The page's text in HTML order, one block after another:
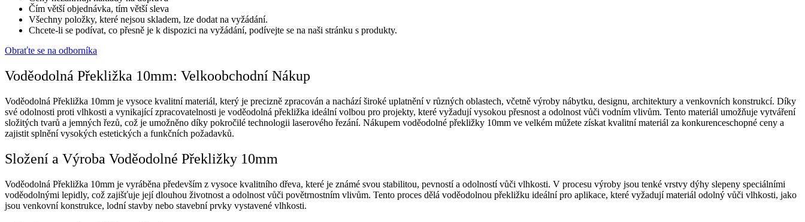
Čím větší objednávka, tím větší sleva
Všechny položky, které nejsou skladem, lze dodat na vyžádání.
Chcete-li se podívat, co přesně je k dispozici na vyžádání, podívejte se na naši stránku s produkty.
Obraťte se na odborníka
Voděodolná Překližka 10mm: Velkoobchodní Nákup
Voděodolná Překližka 10mm je vysoce kvalitní materiál, který je precizně zpracován a nachází široké uplatnění v různých oblastech, včetně výroby nábytku, designu, architektury a venkovních konstrukcí. Díky
své odolnosti proti vlhkosti a vynikající zpracovatelnosti je voděodolná překližka ideální volbou pro projekty, které vyžadují vysokou přesnost a odolnost vůči vodním vlivům. Tento materiál umožňuje vytváření
složitých tvarů a jemných řezů, což je umožněno díky pokročilé technologii laserového řezání. Nákupem voděodolné překližky 10mm ve velkém můžete získat kvalitní materiál za konkurenceschopné ceny a
zajistit splnění vysokých estetických a funkčních požadavků.
Složení a Výroba Voděodolné Překližky 10mm
Voděodolná Překližka 10mm je vyráběna především z vysoce kvalitního dřeva, které je známé svou stabilitou, pevností a odolností vůči vlhkosti. V procesu výroby jsou tenké vrstvy dýhy slepeny speciálními
voděodolnými lepidly, což zajišťuje její dlouhou životnost a odolnost vůči povětrnostním vlivům. Tento proces dělá voděodolnou překližku ideální pro aplikace, které vyžadují materiál odolný vůči vlhkosti, jako
jsou venkovní konstrukce, lodní stavby nebo stavební prvky vystavené vlhkosti.